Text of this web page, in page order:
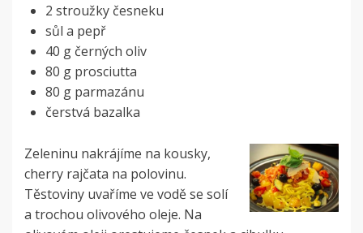
2 stroužky česneku
sůl a pepř
40 g černých oliv
80 g prosciutta
80 g parmazánu
čerstvá bazalka
Zeleninu nakrájíme na kousky,
cherry rajčata na polovinu.
Těstoviny uvaříme ve vodě se solí
a trochou olivového oleje. Na